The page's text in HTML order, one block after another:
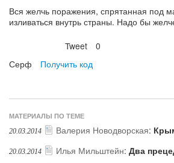
Вся желчь поражения, спрятанная под
изливаться внутрь страны. Надо бы
Tweet
0
Серф
Получить код
МАТЕРИАЛЫ ПО ТЕМЕ
20.03.2014 Валерия Новодворская:
20.03.2014 Илья Мильштейн: Два